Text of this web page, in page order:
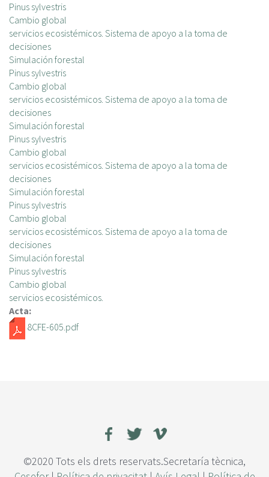
Pinus sylvestris
Cambio global
servicios ecosistémicos. Sistema de apoyo a la toma de
decisiones
Simulación forestal
Pinus sylvestris
Cambio global
servicios ecosistémicos. Sistema de apoyo a la toma de
decisiones
Simulación forestal
Pinus sylvestris
Cambio global
servicios ecosistémicos. Sistema de apoyo a la toma de
decisiones
Simulación forestal
Pinus sylvestris
Cambio global
servicios ecosistémicos. Sistema de apoyo a la toma de
decisiones
Simulación forestal
Pinus sylvestris
Cambio global
servicios ecosistémicos.
Acta:
8CFE-605.pdf
©2020 Tots els drets reservats.Secretaría tècnica,